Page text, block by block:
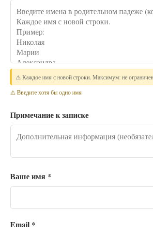
⚠️ Каждое имя с новой строки. Максимум: не
⚠️ Введите хотя бы одно имя
Примечание к записке
Ваше имя *
Email *